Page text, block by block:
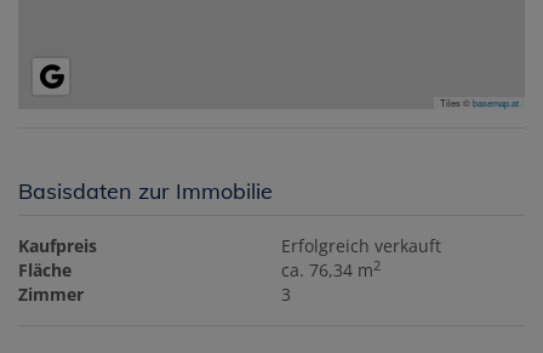
Tiles ©basemap.at
Basisdaten zur Immobilie
Kaufpreis
Erfolgreich verkauft
Fläche
ca. 76,34 m2
Zimmer 3